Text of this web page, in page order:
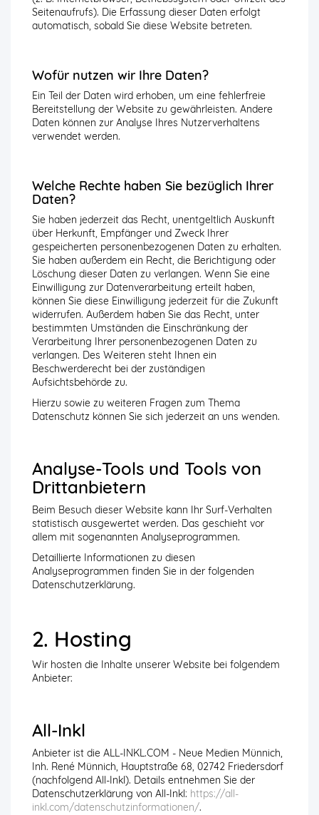
Seitenaufrufs). Die Erfassung dieser Daten erfolgt
automatisch, sobald Sie diese Website betreten.
Wofür nutzen wir Ihre Daten?
Ein Teil der Daten wird erhoben, um eine fehlerfreie
Bereitstellung der Website zu gewährleisten. Andere
Daten können zur Analyse Ihres Nutzerverhaltens
verwendet werden.
Welche Rechte haben Sie bezüglich Ihrer
Daten?
Sie haben jederzeit das Recht, unentgeltlich Auskunft
über Herkunft, Empfänger und Zweck Ihrer
gespeicherten personenbezogenen Daten zu erhalten.
Sie haben außerdem ein Recht, die Berichtigung oder
Löschung dieser Daten zu verlangen. Wenn Sie eine
Einwilligung zur Datenverarbeitung erteilt haben,
können Sie diese Einwilligung jederzeit für die Zukunft
widerrufen. Außerdem haben Sie das Recht, unter
bestimmten Umständen die Einschränkung der
Verarbeitung Ihrer personenbezogenen Daten zu
verlangen. Des Weiteren steht Ihnen ein
Beschwerderecht bei der zuständigen
Aufsichtsbehörde zu.
Hierzu sowie zu weiteren Fragen zum Thema
Datenschutz können Sie sich jederzeit an uns wenden.
Analyse-Tools und Tools von
Dritt­anbietern
Beim Besuch dieser Website kann Ihr Surf-Verhalten
statistisch ausgewertet werden. Das geschieht vor
allem mit sogenannten Analyseprogrammen.
Detaillierte Informationen zu diesen
Analyseprogrammen finden Sie in der folgenden
Datenschutzerklärung.
2. Hosting
Wir hosten die Inhalte unserer Website bei folgendem
Anbieter:
All-Inkl
Anbieter ist die ALL-INKL.COM - Neue Medien Münnich,
Inh. René Münnich, Hauptstraße 68, 02742 Friedersdorf
(nachfolgend All-Inkl). Details entnehmen Sie der
Datenschutzerklärung von All-Inkl: https://all-
inkl.com/datenschutzinformationen/.